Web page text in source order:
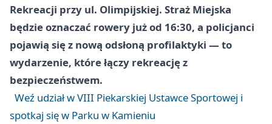
Rekreacji przy ul. Olimpijskiej. Straż Miejska
będzie oznaczać rowery już od 16:30, a policjanci
pojawią się z nową odsłoną profilaktyki — to
wydarzenie, które łączy rekreację z
bezpieczeństwem.
Weź udział w VIII Piekarskiej Ustawce Sportowej i
spotkaj się w Parku w Kamieniu